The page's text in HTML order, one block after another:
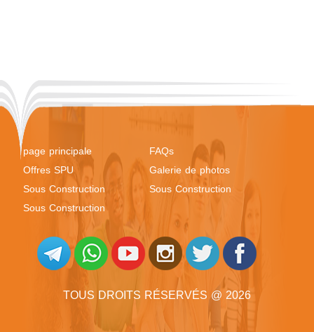
page principale
FAQs
Offres SPU
Galerie de photos
Sous Construction
Sous Construction
Sous Construction
TOUS DROITS RÉSERVÉS @ 2026